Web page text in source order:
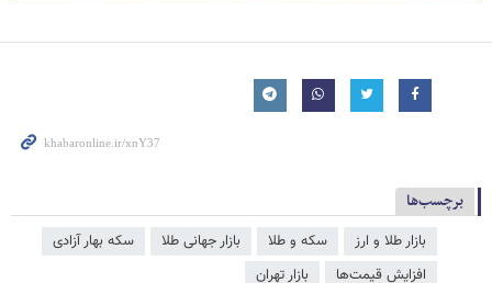
برچسب‌ها
بازار طلا و ارز سکه و طلا بازار جهانی طلا
سکه بهار آزادی
افزایش قیمت‌ها
بازار تهران